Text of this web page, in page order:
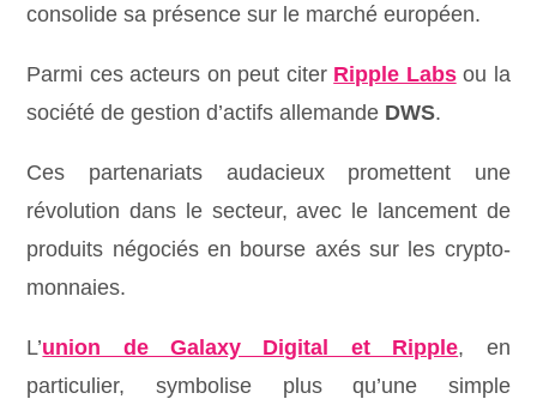
consolide sa présence sur le marché européen.
Parmi ces acteurs on peut citer Ripple Labsou la
société de gestion d’actifs allemande DWS.
Ces partenariats audacieux promettent une
révolution dans le secteur, avec le lancement de
produits négociés en bourse axés sur les crypto-
monnaies.
L’union de Galaxy Digital et Ripple, en
particulier, symbolise plus qu’une simple